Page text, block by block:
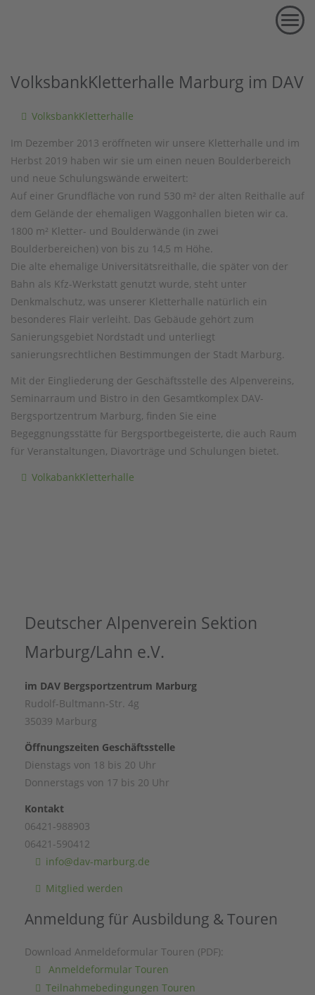
MENU
VolksbankKletterhalle Marburg im DAV
VolksbankKletterhalle
Im Dezember 2013 eröffneten wir unsere Kletterhalle und im
Herbst 2019 haben wir sie um einen neuen Boulderbereich
und neue Schulungswände erweitert:
Auf einer Grundfläche von rund 530 m² der alten Reithalle auf
dem Gelände der ehemaligen Waggonhallen bieten wir ca.
1800 m² Kletter- und Boulderwände (in zwei
Boulderbereichen) von bis zu 14,5 m Höhe.
Die alte ehemalige Universitätsreithalle, die später von der
Bahn als Kfz-Werkstatt genutzt wurde, steht unter
Denkmalschutz, was unserer Kletterhalle natürlich ein
besonderes Flair verleiht. Das Gebäude gehört zum
Sanierungsgebiet Nordstadt und unterliegt
sanierungsrechtlichen Bestimmungen der Stadt Marburg.
Mit der Eingliederung der Geschäftsstelle des Alpenvereins,
Seminarraum und Bistro in den Gesamtkomplex DAV-
Bergsportzentrum Marburg, finden Sie eine
Begeggnungsstätte für Bergsportbegeisterte, die auch Raum
für Veranstaltungen, Diavorträge und Schulungen bietet.
VolkabankKletterhalle
Deutscher Alpenverein Sektion
Marburg/Lahn e.V.
im DAV Bergsportzentrum Marburg
Rudolf-Bultmann-Str. 4g
35039 Marburg
Öffnungszeiten Geschäftsstelle
Dienstags von 18 bis 20 Uhr
Donnerstags von 17 bis 20 Uhr
Kontakt
06421-988903
06421-590412
info@dav-marburg.de
Mitglied werden
Anmeldung für Ausbildung & Touren
Download Anmeldeformular Touren (PDF):
Anmeldeformular Touren
Teilnahmebedingungen Touren